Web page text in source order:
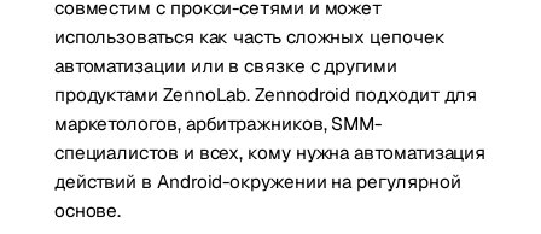
совместим с прокси-сетями и может
использоваться как часть сложных цепочек
автоматизации или в связке с другими
продуктами ZennoLab. Zennodroid подходит для
маркетологов, арбитражников, SMM-
специалистов и всех, кому нужна автоматизация
действий в Android-окружении на регулярной
основе.